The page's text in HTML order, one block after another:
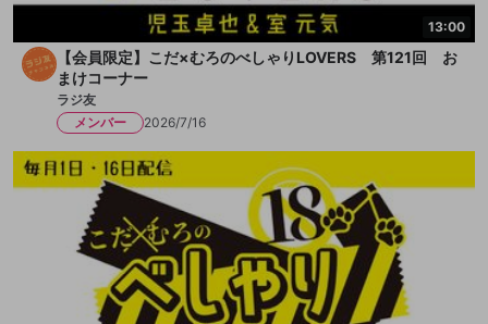
13:00
【会員限定】こだ×むろのべしゃりLOVERS 第121回 お
まけコーナー
ラジ友
メンバー
2026/7/16